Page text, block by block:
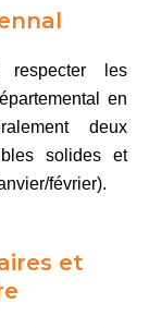
respecter les
en
deux
solides et
février).
et